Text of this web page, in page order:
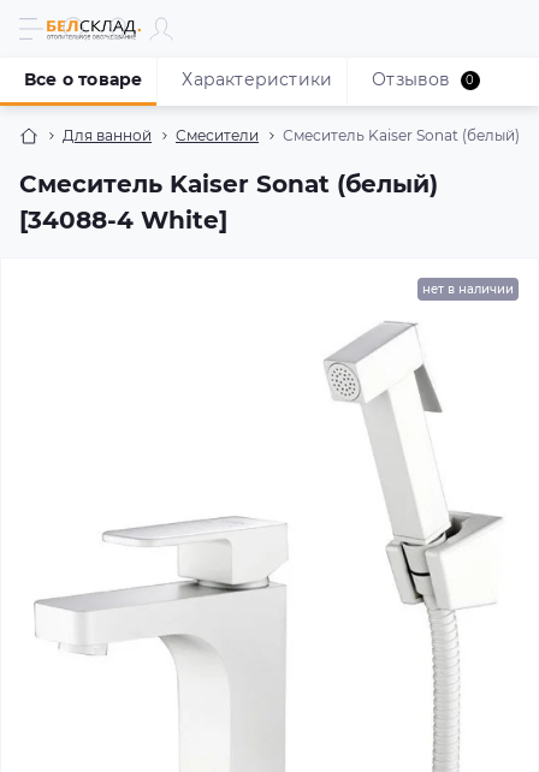
Для ванной Смесители Смеситель Kaiser Sonat (белый)
Смеситель Kaiser Sonat (белый)
[34088-4 White]
Все о товаре Характеристики Отзывов 0
нет в наличии